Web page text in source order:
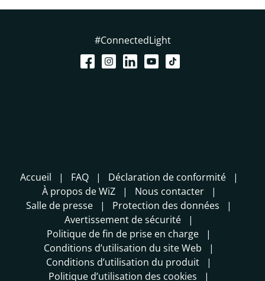
#ConnectedLight
Accueil FAQ
Déclaration de conformité
À propos de WiZ
Nous contacter
Salle de presse
Protection des données
Avertissement de sécurité
Politique de fin de prise en charge
Conditions d’utilisation du site Web
Conditions d’utilisation du produit
Politique d’utilisation des cookies